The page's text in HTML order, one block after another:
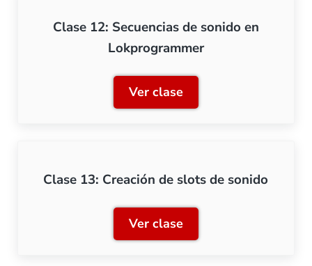
Clase 12: Secuencias de sonido en
Lokprogrammer
Ver claseClase 12: Secuencias de
Clase 13: Creación de slots de sonido
Ver claseClase 13: Creación de